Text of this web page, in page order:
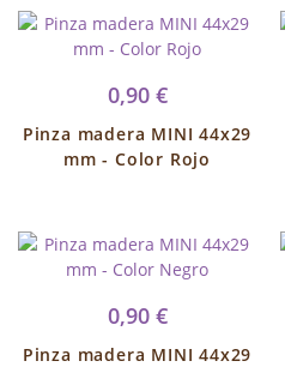
0,90 €
Pinza madera MINI 44x29
mm - Color Rojo
0,90 €
Pinza madera MINI 44x29